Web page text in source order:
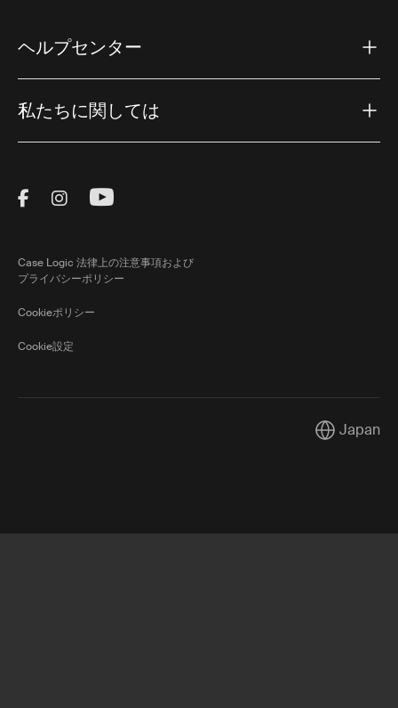
ヘルプセンター
私たちに関しては
Visit Thule on Facebook (external link)
Visit Thule on Instagram (external link)
Visit Thule on Youtube (external
Case Logic 法律上の注意事項および
プライバシーポリシー
Cookieポリシー
Cookie設定
Current
Japan